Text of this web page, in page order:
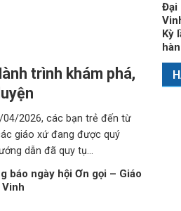
trình khám phá,
04/2026, các bạn trẻ đến từ
giáo xứ đang được quý
dẫn đã quy tụ...
báo ngày hội Ơn gọi – Giáo
Đại
Kỳ